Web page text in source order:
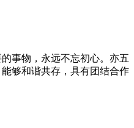
事物，永远不忘初心。亦五
够和谐共存，具有团结合作